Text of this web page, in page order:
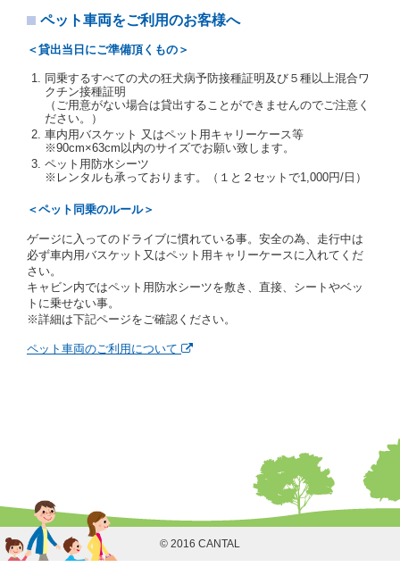
す。
に対し、運転免許証のほかに本人確認ができる書類の
提示を求め、及び提出された書類の写しをとることが
あります。
当社は、貸渡契約の締結にあたり、借受期間中に借受
人及び運転者と連絡するための携帯電話番号等の告知
を求めます。
当社は、貸渡契約の締結にあたり、借受人に対し、ク
レジットカード若しくは現金による支払いを求め、又
はその他の支払方法を指定することがあります。
借受人は契約後の借受期間の延長はできないものとし
当社は、借受人又は運転者が前3項に従わない場合
は、貸渡契約の締結を拒絶するとともに、予約を取消
申込金等の扱いについては、第4条第5項を適用するも
のとします。
第８条（貸渡契約の締結の拒絶）
借受人（運転者）が次の各号のいずれかに該当すると
の運転免許証の写しの提出に同意しないとき。 ②
酒気を帯びていると認められるとき。
③ 麻薬、覚せい剤、シンナー、危険ドラッグ等によ
る中毒症状等を呈していると認められるとき。
④ チャイルドシートがないにもかかわらず６才未満
の幼児を同乗させるとき。
⑤ 指定暴力団若しくは指定暴力団関係団体の構成員
若しくは関係者又はその他の反社会的組織に属して
ペット車両をご利用のお客様へ
＜貸出当日にご準備頂くもの＞
同乗するすべての犬の狂犬病予防接種証明及び５種以上混合ワ
クチン接種証明
（ご用意がない場合は貸出することができませんのでご注意く
ださい。）
車内用バスケット 又はペット用キャリーケース等
※90cm×63cm以内のサイズでお願い致します。
ペット用防水シーツ
※レンタルも承っております。（１と２セットで1,000円/日）
＜ペット同乗のルール＞
ゲージに入ってのドライブに慣れている事。安全の為、走行中は
必ず車内用バスケット又はペット用キャリーケースに入れてくだ
さい。
キャビン内ではペット用防水シーツを敷き、直接、シートやベッ
トに乗せない事。
※詳細は下記ページをご確認ください。
ペット車両のご利用について
© 2016 CANTAL